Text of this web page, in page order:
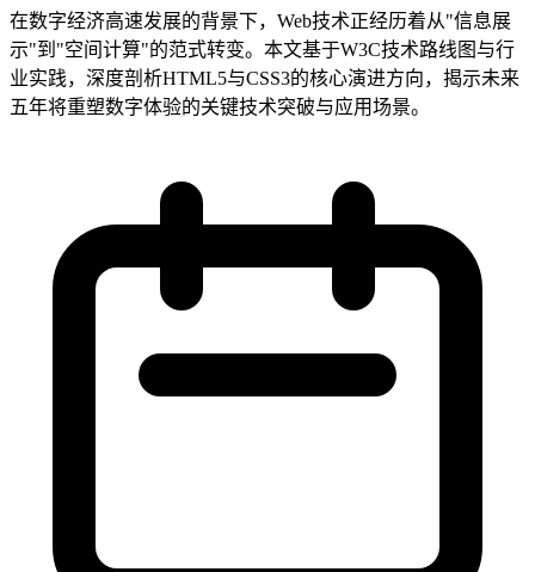
在数字经济高速发展的背景下，Web技术正经历着从"信息展
示"到"空间计算"的范式转变。本文基于W3C技术路线图与行
业实践，深度剖析HTML5与CSS3的核心演进方向，揭示未来
五年将重塑数字体验的关键技术突破与应用场景。